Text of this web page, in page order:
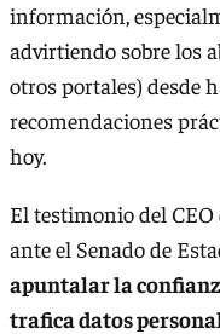
información,
advirtiendo sobre los
otros portales) desde
recomendaciones
hoy.
El testimonio del CEO
ante el Senado de
apuntalar la
trafica datos